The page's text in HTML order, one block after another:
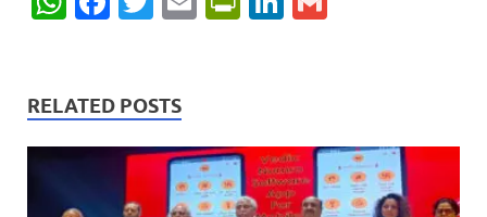
s
A
p
b
o
o
er
ie
n
dI
n
RELATED POSTS